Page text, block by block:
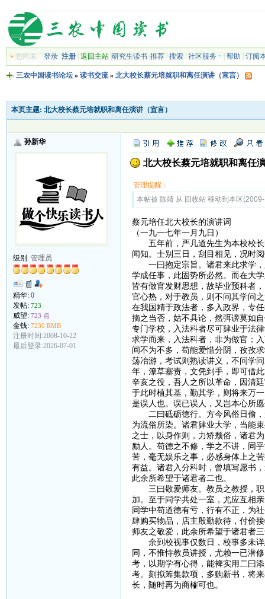
»您尚未 登录 注册| 返回主站| 研究生读书| 推荐| 搜索| 社区服务 帮助 订阅
三农中国读书论坛» 读书交流» 北大校长蔡元培就职和离任演讲（宣言）
本页主题: 北大校长蔡元培就职和离任演讲（宣言）
孙新华
级别: 管理员
精华: 0
发帖: 723
威望: 723 点
金钱: 7230 RMB
注册时间:2008-10-22
最后登录:2026-07-01
北大校长蔡元培就职和离任
管理提醒：
本帖被 陈靖 从 回收站 移动到本区
蔡元培任北大校长的演讲词
（一九一七年一月九日）
五年前，严几道先生为本校校长
闻知。士别三日，刮目相见，况时
一曰抱定宗旨。诸君来此求学，
学成任事，此固势所必然。而在大
皆有做官发财思想，故毕业预科者
官心热，对于教员，则不问其学问
在我国精于政法者，多入政界，专
摘之当否，姑不具论，然弭谤莫如
专门学校，入法科者尽可肄业于法
求学而来，入法科者，非为做官；
间不为不多，苟能爱惜分阴，孜孜
荡冶游，考试则熟读讲义，不问学
年，潦草塞责，文凭到手，即可借
辛亥之役，吾人之所以革命，因清
于此时植其基，勤其学，则将来万
是误人也。误已误人，又岂本心所
二曰砥砺德行。方今风俗日偷，
为流俗所染。诸君肄业大学，当能
之士，以身作则，力矫颓俗，诸君
励人。苟德之不修，学之不讲，同
苦，毫无娱乐之事，必感身体上之
有益。诸君入分科时，曾填写愿书
此余所希望于诸君者二也。
三曰敬爱师友。教员之教授，职
加。至于同学共处一室，尤应互相
同学中苟道德有亏，行有不正，为
肆购买物品，店主殷勤款待，付价
师友之敬爱，此余所希望于诸君者
余到校视事仅数日，校事多未详
同，不惟恃教员讲授，尤赖一已潜
考，以期学有心得，能裨实用二曰
考。刻拟筹集款项，多购新书，将
长，随时再为商榷可也。